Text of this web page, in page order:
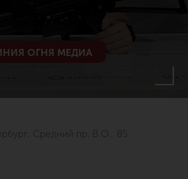
ОГНЯ МЕДИА
Средний пр. В.О., 85